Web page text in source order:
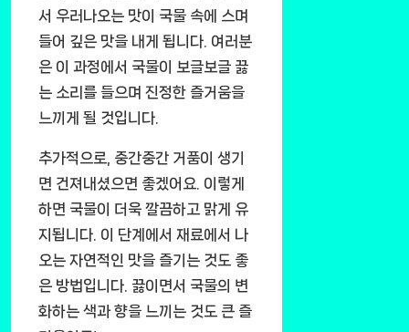
서 우러나오는 맛이 국물 속에 스며
들어 깊은 맛을 내게 됩니다. 여러분
은 이 과정에서 국물이 보글보글 끓
는 소리를 들으며 진정한 즐거움을
느끼게 될 것입니다.
추가적으로, 중간중간 거품이 생기
면 건져내셨으면 좋겠어요. 이렇게
하면 국물이 더욱 깔끔하고 맑게 유
지됩니다. 이 단계에서 재료에서 나
오는 자연적인 맛을 즐기는 것도 좋
은 방법입니다. 끓이면서 국물의 변
화하는 색과 향을 느끼는 것도 큰 즐